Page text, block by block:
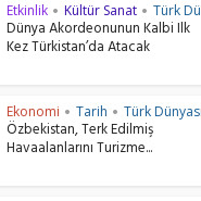
Etkinlik • Kültür Sanat • Türk
Dünya Akordeonunun Kalbi Ilk
Kez Türkistan’da Atacak
Ekonomi • Tarih • Türk Dünyası
Özbekistan, Terk Edilmiş
Havaalanlarını Turizme...